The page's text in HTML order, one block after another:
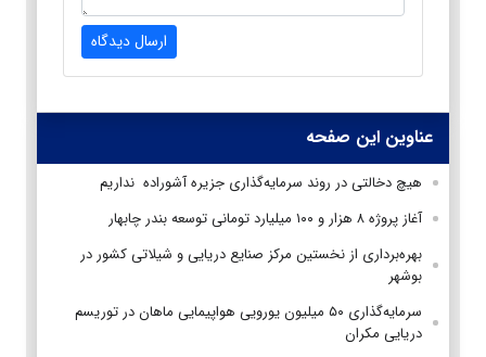
ارسال دیدگاه
عناوین این صفحه
هیچ دخالتی در روند سرمایه‌گذاری جزیره آشوراده نداریم
آغاز پروژه ۸ هزار و ۱۰۰ میلیارد تومانی توسعه بندر چابهار
بهره‌برداری از نخستین مرکز صنایع دریایی و شیلاتی کشور در
بوشهر
سرمایه‌گذاری ۵۰ میلیون یورویی هواپیمایی ماهان در توریسم
دریایی مکران